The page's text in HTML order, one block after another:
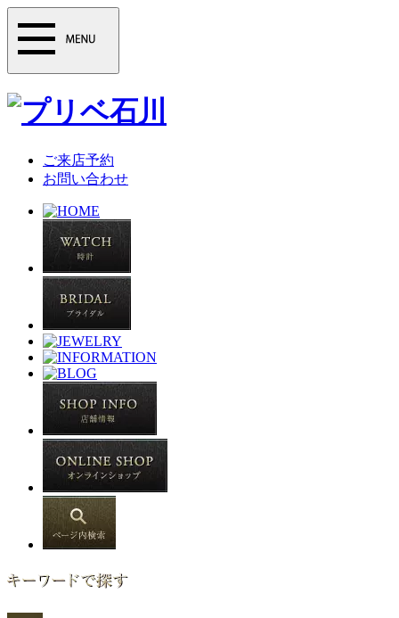
ご来店予約
お問い合わせ